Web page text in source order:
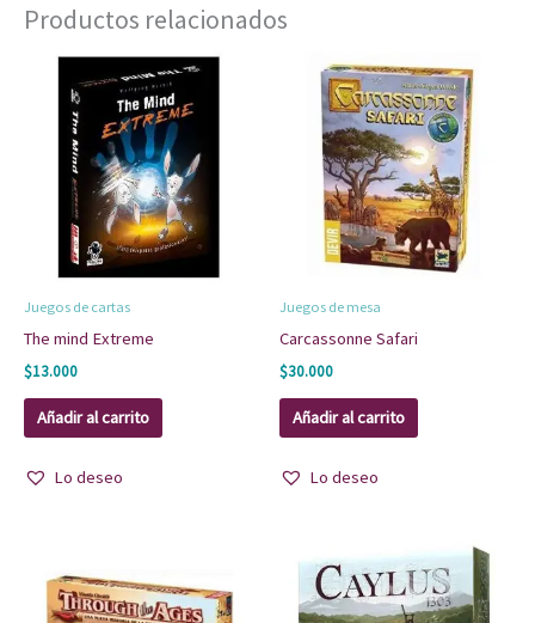
Productos relacionados
Juegos de cartas
The mind Extreme
$13.000
Añadir al carrito
Lo deseo
Juegos de mesa
Carcassonne Safari
$30.000
Añadir al carrito
Lo deseo